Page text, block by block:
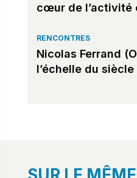
cœur de l’activité
RENCONTRES
Nicolas Ferrand
l’échelle du siècle